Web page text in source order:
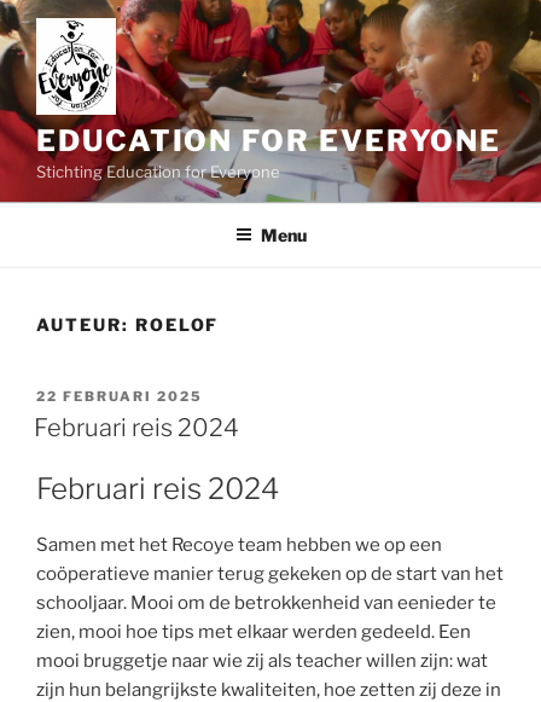
Ga
naar
de
inhoud
EDUCATION FOR EVERYONE
Stichting Education for Everyone
Menu
AUTEUR: ROELOF
GEPLAATST
OP
22 FEBRUARI 2025
Februari reis 2024
Februari reis 2024
Samen met het Recoye team hebben we op een
coöperatieve manier terug gekeken op de start van het
schooljaar. Mooi om de betrokkenheid van eenieder te
zien, mooi hoe tips met elkaar werden gedeeld. Een
mooi bruggetje naar wie zij als teacher willen zijn: wat
zijn hun belangrijkste kwaliteiten, hoe zetten zij deze in